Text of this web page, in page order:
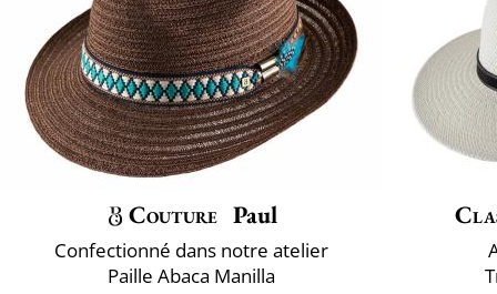
Couture Paul
Confectionné dans notre atelier
Paille Abaca Manilla